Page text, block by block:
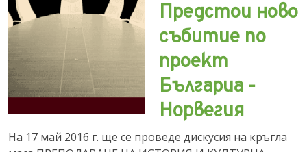
Предстои ново
събитие по
проект
Българиа -
Норвегия
На 17 май 2016 г. ще се проведе дискусия на кръгла